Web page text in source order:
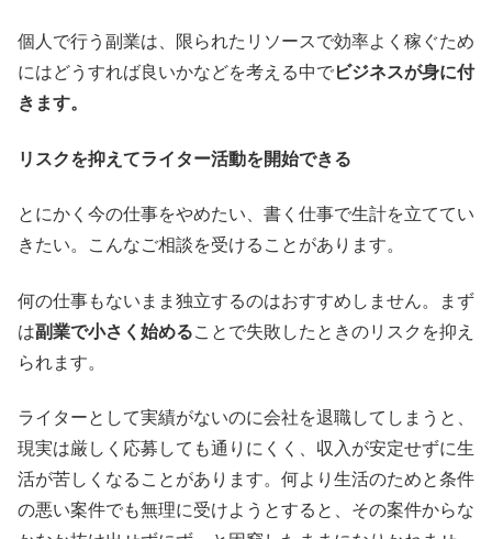
個人で行う副業は、限られたリソースで効率よく稼ぐため
にはどうすれば良いかなどを考える中でビジネスが身に付
きます。
リスクを抑えてライター活動を開始できる
とにかく今の仕事をやめたい、書く仕事で生計を立ててい
きたい。こんなご相談を受けることがあります。
何の仕事もないまま独立するのはおすすめしません。まず
は副業で小さく始めることで失敗したときのリスクを抑え
られます。
ライターとして実績がないのに会社を退職してしまうと、
現実は厳しく応募しても通りにくく、収入が安定せずに生
活が苦しくなることがあります。何より生活のためと条件
の悪い案件でも無理に受けようとすると、その案件からな